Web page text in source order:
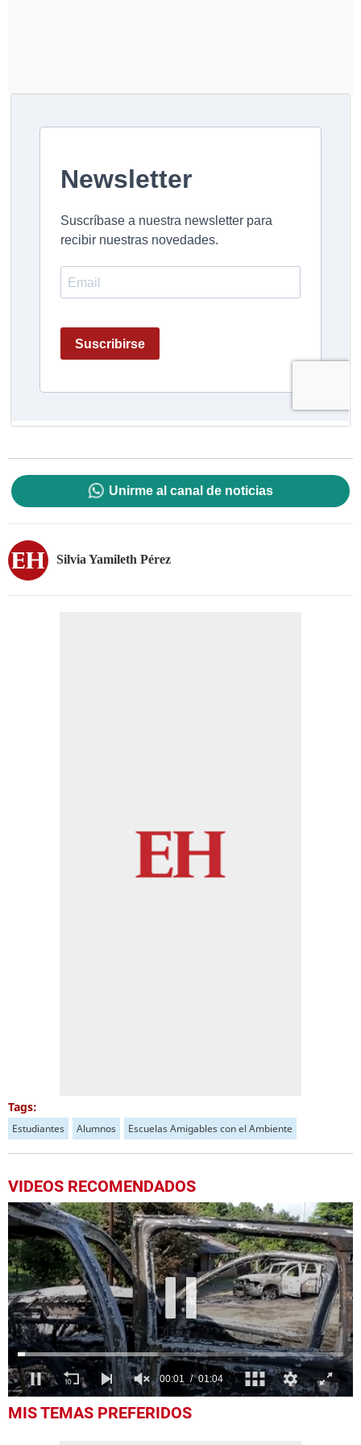
Unirme al canal de noticias
Silvia Yamileth Pérez
Tags:
Estudiantes Alumnos Escuelas Amigables con el Ambiente
VIDEOS RECOMENDADOS
seconds
MIS TEMAS PREFERIDOS